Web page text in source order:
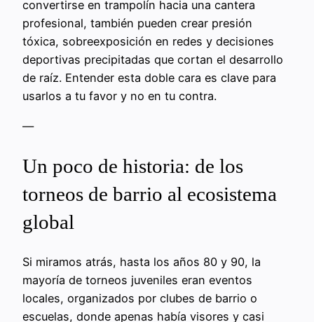
convertirse en trampolín hacia una cantera
profesional, también pueden crear presión
tóxica, sobreexposición en redes y decisiones
deportivas precipitadas que cortan el desarrollo
de raíz. Entender esta doble cara es clave para
usarlos a tu favor y no en tu contra.
—
Un poco de historia: de los
torneos de barrio al ecosistema
global
Si miramos atrás, hasta los años 80 y 90, la
mayoría de torneos juveniles eran eventos
locales, organizados por clubes de barrio o
escuelas, donde apenas había visores y casi